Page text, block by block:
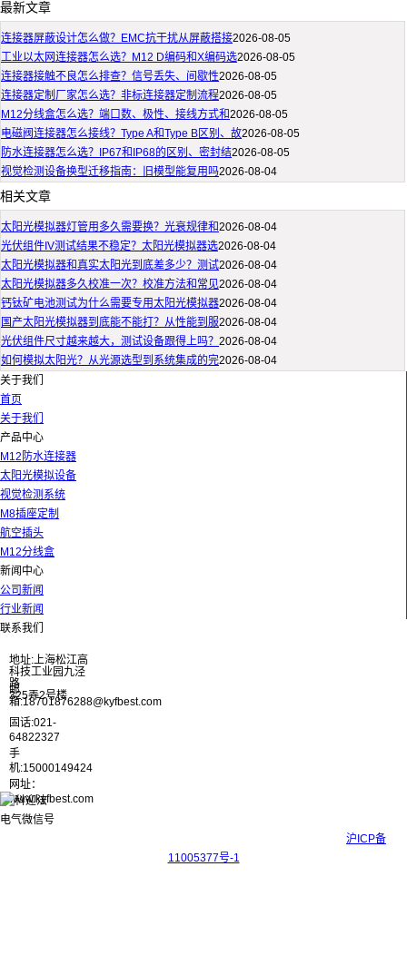
最新文章
连接器屏蔽设计怎么做？EMC抗干扰从屏蔽搭接2026-08-05
工业以太网连接器怎么选？M12 D编码和X编码选2026-08-05
连接器接触不良怎么排查？信号丢失、间歇性2026-08-05
连接器定制厂家怎么选？非标连接器定制流程2026-08-05
M12分线盒怎么选？端口数、极性、接线方式和2026-08-05
电磁阀连接器怎么接线？Type A和Type B区别、故2026-08-05
防水连接器怎么选？IP67和IP68的区别、密封结2026-08-05
视觉检测设备换型迁移指南：旧模型能复用吗2026-08-04
相关文章
太阳光模拟器灯管用多久需要换？光衰规律和2026-08-04
光伏组件IV测试结果不稳定？太阳光模拟器选2026-08-04
太阳光模拟器和真实太阳光到底差多少？测试2026-08-04
太阳光模拟器多久校准一次？校准方法和常见2026-08-04
钙钛矿电池测试为什么需要专用太阳光模拟器2026-08-04
国产太阳光模拟器到底能不能打？从性能到服2026-08-04
光伏组件尺寸越来越大，测试设备跟得上吗？ 2026-08-04
如何模拟太阳光？从光源选型到系统集成的完2026-08-04
关于我们
首页
关于我们
产品中心
M12防水连接器
太阳光模拟设备
视觉检测系统
M8插座定制
航空插头
M12分线盒
新闻中心
公司新闻
行业新闻
联系我们
地址:上海松江高
科技工业园九泾
路
325弄2号楼
邮
箱:18701876288@kyfbest.com
固话:021-
64822327
手
机:15000149424
网址：
www.kyfbest.com
沪ICP备
11005377号-1